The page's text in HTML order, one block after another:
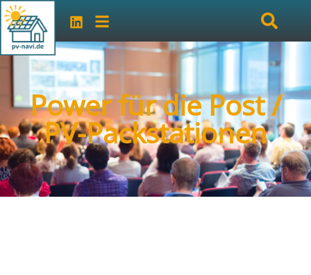
Power für die Post /
PV-Packstationen